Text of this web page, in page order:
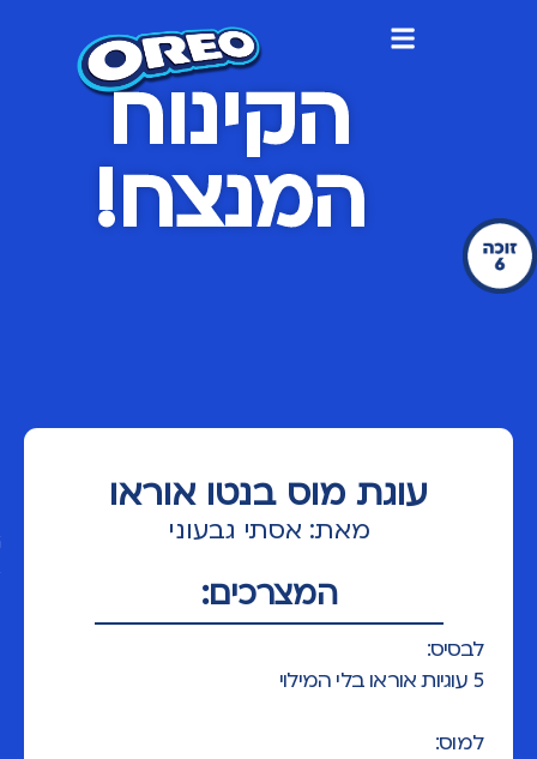
הקינוח
המנצח!
עוגת מוס בנטו אוראו
מאת: אסתי גבעוני
המצרכים:
לבסיס:
5 עוגיות אוראו בלי המילוי
למוס: